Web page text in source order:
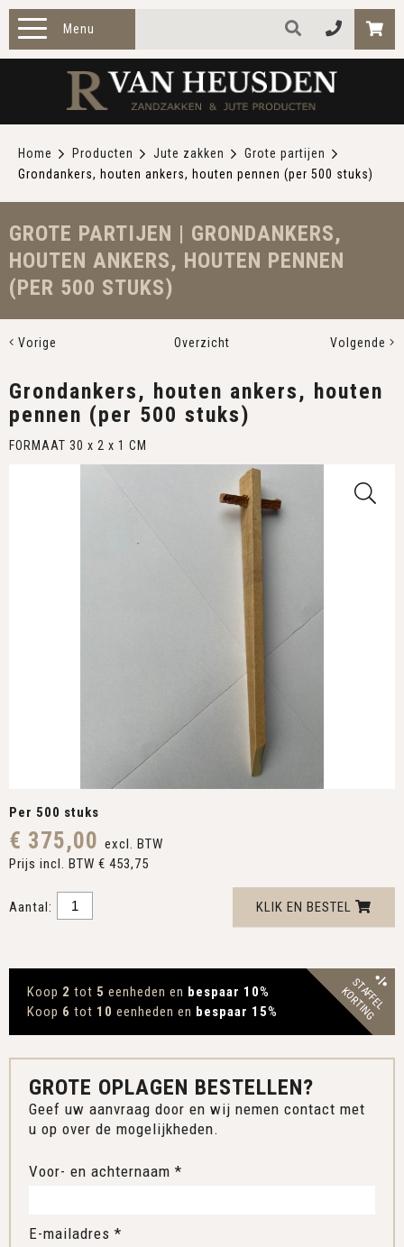
Menu
ZAKELIJK
TOEPASSINGEN
OVER ONS
Home Producten Jute zakken
Grote partijen
Grondankers, houten ankers, houten pennen (per 500 stuks)
GROTE PARTIJEN | GRONDANKERS,
HOUTEN ANKERS, HOUTEN PENNEN
(PER 500 STUKS)
Vorige Overzicht Volgende
Grondankers, houten ankers, houten
pennen (per 500 stuks)
FORMAAT 30 x 2 x 1 CM
Per 500 stuks
€ 375,00 excl. BTW
Prijs incl. BTW € 453,75
Aantal: KLIK EN BESTEL
Koop 2 tot 5 eenheden en bespaar 10%
Koop 6 tot 10 eenheden en bespaar 15% STAFFEL
KORTING
GROTE OPLAGEN BESTELLEN?
Geef uw aanvraag door en wij nemen contact met
u op over de mogelijkheden.
Voor- en achternaam *
E-mailadres *